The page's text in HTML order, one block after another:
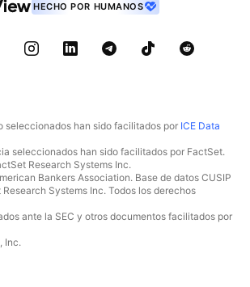
HECHO POR HUMANOS
seleccionados han sido facilitados por ICE Data
seleccionados han sido facilitados por FactSet.
Research Systems Inc.
Bankers Association. Base de datos CUSIP
Systems Inc. Todos los derechos
ante la SEC y otros documentos facilitados por
Inc.